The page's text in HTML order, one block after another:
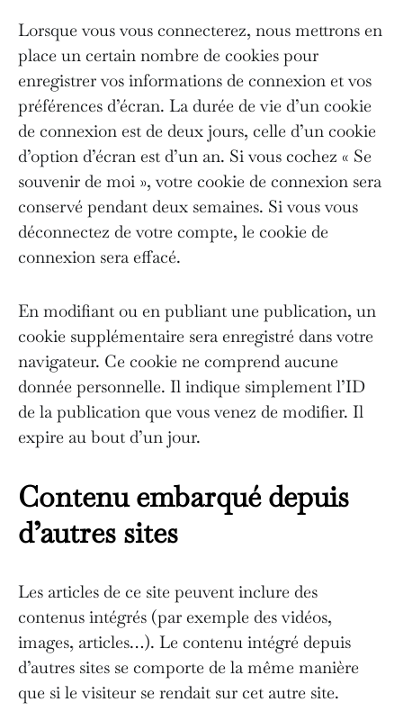
Lorsque vous vous connecterez, nous mettrons en
place un certain nombre de cookies pour
enregistrer vos informations de connexion et vos
préférences d’écran. La durée de vie d’un cookie
de connexion est de deux jours, celle d’un cookie
d’option d’écran est d’un an. Si vous cochez « Se
souvenir de moi », votre cookie de connexion sera
conservé pendant deux semaines. Si vous vous
déconnectez de votre compte, le cookie de
connexion sera effacé.
En modifiant ou en publiant une publication, un
cookie supplémentaire sera enregistré dans votre
navigateur. Ce cookie ne comprend aucune
donnée personnelle. Il indique simplement l’ID
de la publication que vous venez de modifier. Il
expire au bout d’un jour.
Contenu embarqué depuis
d’autres sites
Les articles de ce site peuvent inclure des
contenus intégrés (par exemple des vidéos,
images, articles…). Le contenu intégré depuis
d’autres sites se comporte de la même manière
que si le visiteur se rendait sur cet autre site.